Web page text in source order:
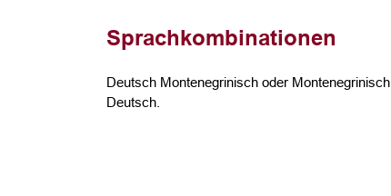
Sprachkombinationen
Deutsch Montenegrinisch oder Montenegrinisch
Deutsch.